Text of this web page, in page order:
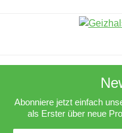
Abonniere jetzt einfach
als Erster über neue